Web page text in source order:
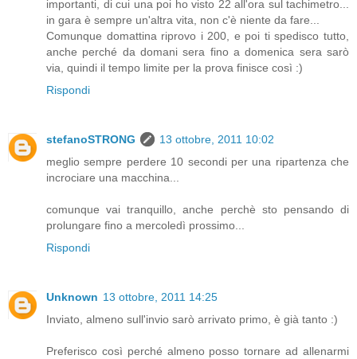
importanti, di cui una poi ho visto 22 all'ora sul tachimetro...
in gara è sempre un'altra vita, non c'è niente da fare...
Comunque domattina riprovo i 200, e poi ti spedisco tutto,
anche perché da domani sera fino a domenica sera sarò
via, quindi il tempo limite per la prova finisce così :)
Rispondi
stefanoSTRONG
13 ottobre, 2011 10:02
meglio sempre perdere 10 secondi per una ripartenza che
incrociare una macchina...
comunque vai tranquillo, anche perchè sto pensando di
prolungare fino a mercoledì prossimo...
Rispondi
Unknown 13 ottobre, 2011 14:25
Inviato, almeno sull'invio sarò arrivato primo, è già tanto :)
Preferisco così perché almeno posso tornare ad allenarmi